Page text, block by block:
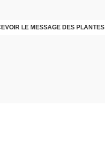
LE MESSAGE DES PLANTES